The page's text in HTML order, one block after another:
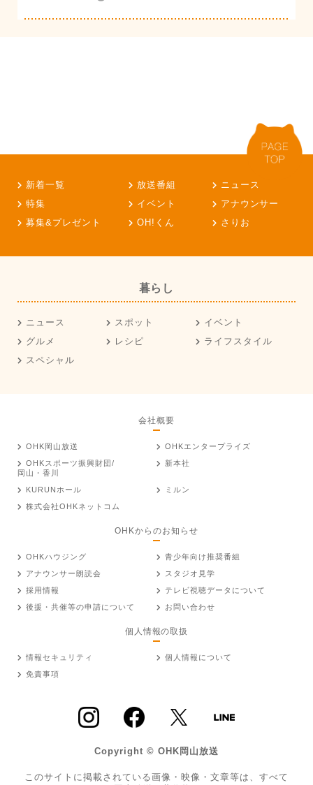
新着一覧 放送番組
ニュース
特集
イベント
アナウンサー
募集&プレゼント
OH!くん さりお
暮らし
ニュース スポット
イベント
グルメ
レシピ
ライフスタイル
スペシャル
会社概要
OHK岡山放送
OHKエンタープライズ
OHKスポーツ振興財団/
岡山・香川
新本社
KURUNホール
ミルン
株式会社OHKネットコム
OHKからのお知らせ
OHKハウジング
青少年向け推奨番組
アナウンサー朗読会
スタジオ見学
採用情報
テレビ視聴データについて
後援・共催等の申請について
お問い合わせ
個人情報の取扱
情報セキュリティ
個人情報について
免責事項
Copyright © OHK岡山放送
このサイトに掲載されている画像・映像・文章等は、すべて